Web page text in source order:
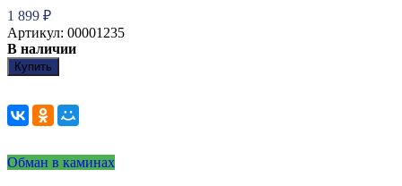
1 899 ₽
Артикул: 00001235
В наличии
Купить
Обман в каминах